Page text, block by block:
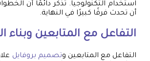
استخدام التكنولوجيا. تذكر دائمًا أن
أن تحدث فرقًا كبيرًا في النهاية.
التفاعل مع المتابعين وبناء
التفاعل مع المتابعين وتصميم بروفايل